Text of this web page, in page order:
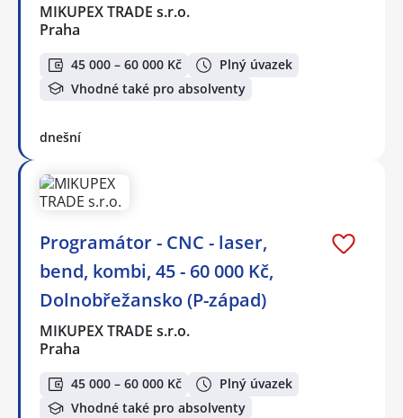
MIKUPEX TRADE s.r.o.
Praha
45 000 – 60 000 Kč
Plný úvazek
Vhodné také pro absolventy
dnešní
Programátor - CNC - laser,
bend, kombi, 45 - 60 000 Kč,
Dolnobřežansko (P-západ)
MIKUPEX TRADE s.r.o.
Praha
45 000 – 60 000 Kč
Plný úvazek
Vhodné také pro absolventy